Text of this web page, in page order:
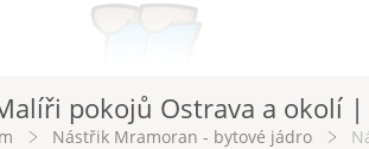
pokojů Ostrava a okolí |
Nástřik Mramoran - bytové jádro